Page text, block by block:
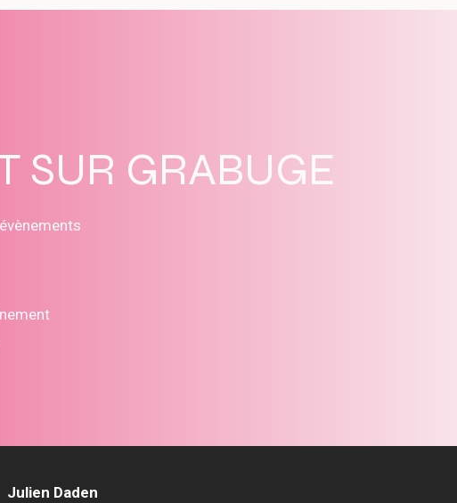
SUR GRABUGE
Julien Daden